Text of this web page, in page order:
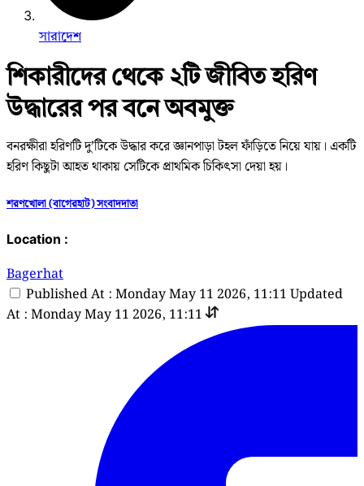
সারাদেশ
শিকারীদের থেকে ২টি জীবিত হরিণ
উদ্ধারের পর বনে অবমুক্ত
‎বনরক্ষীরা হরিণটি দু’টিকে উদ্ধার করে জ্ঞানপাড়া টহল ফাঁড়িতে নিয়ে যায়। একটি
হরিণ কিছুটা আহত থাকায় সেটিকে প্রাথমিক চিকিৎসা দেয়া হয়।
শরণখোলা (বাগেরহাট) সংবাদদাতা
Location :
Bagerhat
Published At : Monday May 11 2026, 11:11 Updated
At : Monday May 11 2026, 11:11